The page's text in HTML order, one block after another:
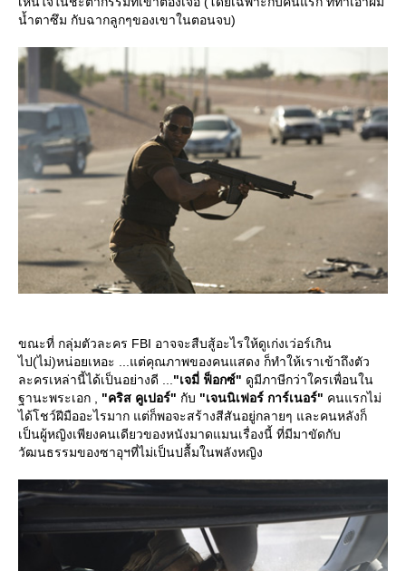
น้ำตาซึม กับฉากลูกๆของเขาในตอนจบ)
ขณะที่ กลุ่มตัวละคร FBI อาจจะสืบสู้อะไรให้ดูเก่งเว่อร์เกิน
ไป(ไม่)หน่อยเหอะ ...แต่คุณภาพของคนแสดง ก็ทำให้เราเข้าถึงตัว
ละครเหล่านี้ได้เป็นอย่างดี ..."เจมี่ ฟ็อกซ์" ดูมีภาษีกว่าใครเพื่อนใน
ฐานะพระเอก , "คริส คูเปอร์" กับ "เจนนิเฟอร์ การ์เนอร์" คนแรกไม่
ได้โชว์ฝีมืออะไรมาก แต่ก็พอจะสร้างสีสันอยู่กลายๆ และคนหลังก็
เป็นผู้หญิงเพียงคนเดียวของหนังมาดแมนเรื่องนี้ ที่มีมาขัดกับ
วัฒนธรรมของซาอุฯที่ไม่เป็นปลื้มในพลังหญิง